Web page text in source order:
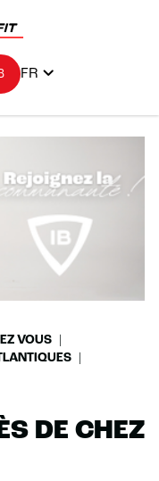
FR
VOUS
DE CHEZ